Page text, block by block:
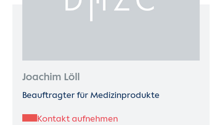
Joachim Löll
Beauftragter für Medizinprodukte
Kontakt aufnehmen